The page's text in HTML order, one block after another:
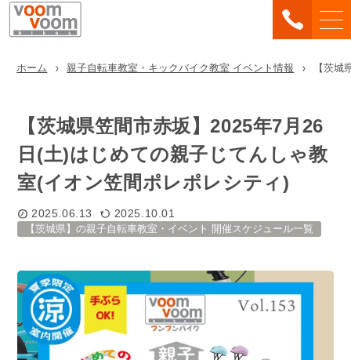
ホーム 親子自転車教室・キックバイク教室 イベント情報 【茨
【茨城県笠間市赤坂】2025年7月26
日(土)はじめての親子じてんしゃ教
室(イオン笠間ポレポレシティ)
2025.06.13 2025.10.01
【茨城県】の親子自転車教室・イベント 開催スケジュール一覧